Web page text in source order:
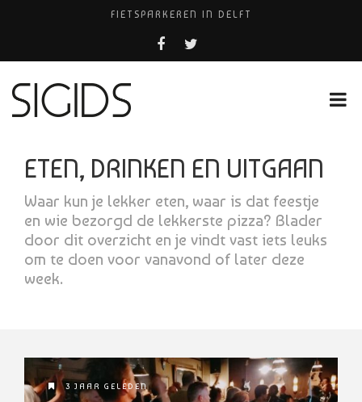
FIETSPARKEREN IN DELFT
PIZZERIA POMPEÏ ￼
COCKTAILS ON THE SPOT!
ETEN, DRINKEN EN UITGAAN
Waar kun je lekker eten, waar is dat feestje
en wie bezorgd de lekkerste pizza? Blader
door dit overzicht en je vindt vast iets leuks
om te doen voor vanavond of later deze
week.
3 JAAR GELEDEN